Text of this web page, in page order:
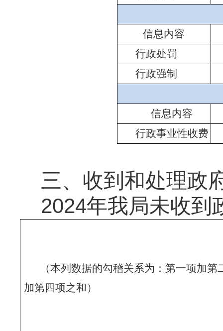
信息内容
行政处罚
行政强制
信息内容
行政事业性收费
三、收到和处理政
2024年我局未收到
（本列数据的勾稽关系为：第一项加
加第四项之和）